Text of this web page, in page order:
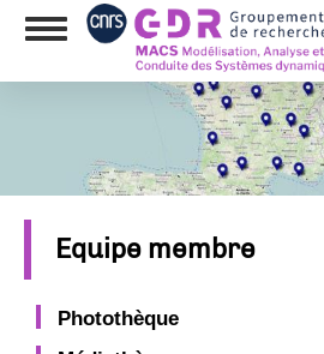
Skip
Toggle
Equipe membre
Photothèque